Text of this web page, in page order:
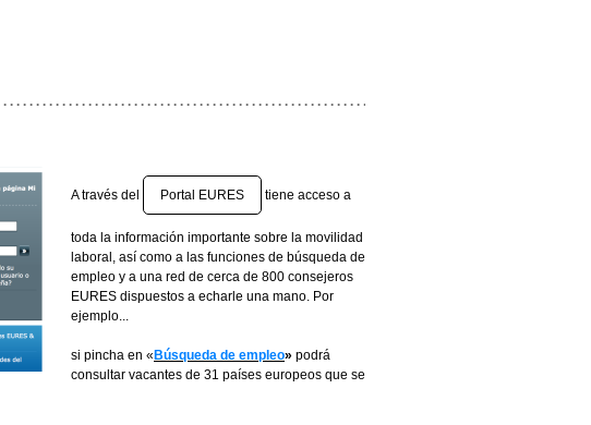
A través del Portal EURES tiene acceso a
toda la información importante sobre la movilidad
laboral, así como a las funciones de búsqueda de
empleo y a una red de cerca de 800 consejeros
EURES dispuestos a echarle una mano. Por
ejemplo...
si pincha en « Búsqueda de empleo» podrá
consultar vacantes de 31 países europeos que se